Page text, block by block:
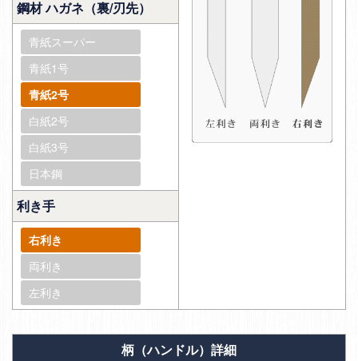
鋼材 ハガネ（裏/刃先）
青紙スーパー
青紙1号
青紙2号
白紙2号
白紙3号
日本鋼
利き手
右利き
両利き
左利き
柄（ハンドル）詳細